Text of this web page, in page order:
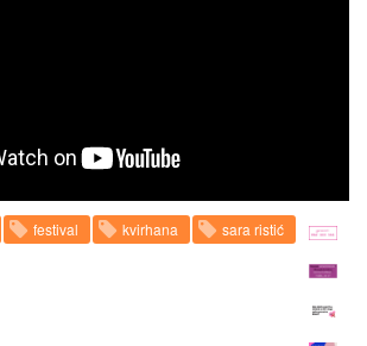
festival kvirhana sara ristić